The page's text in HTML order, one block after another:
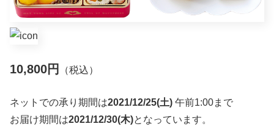
10,800円 （税込）
ネットでの承り期間は2021/12/25(土) 午前1:00まで
お届け期間は2021/12/30(木)となっています。